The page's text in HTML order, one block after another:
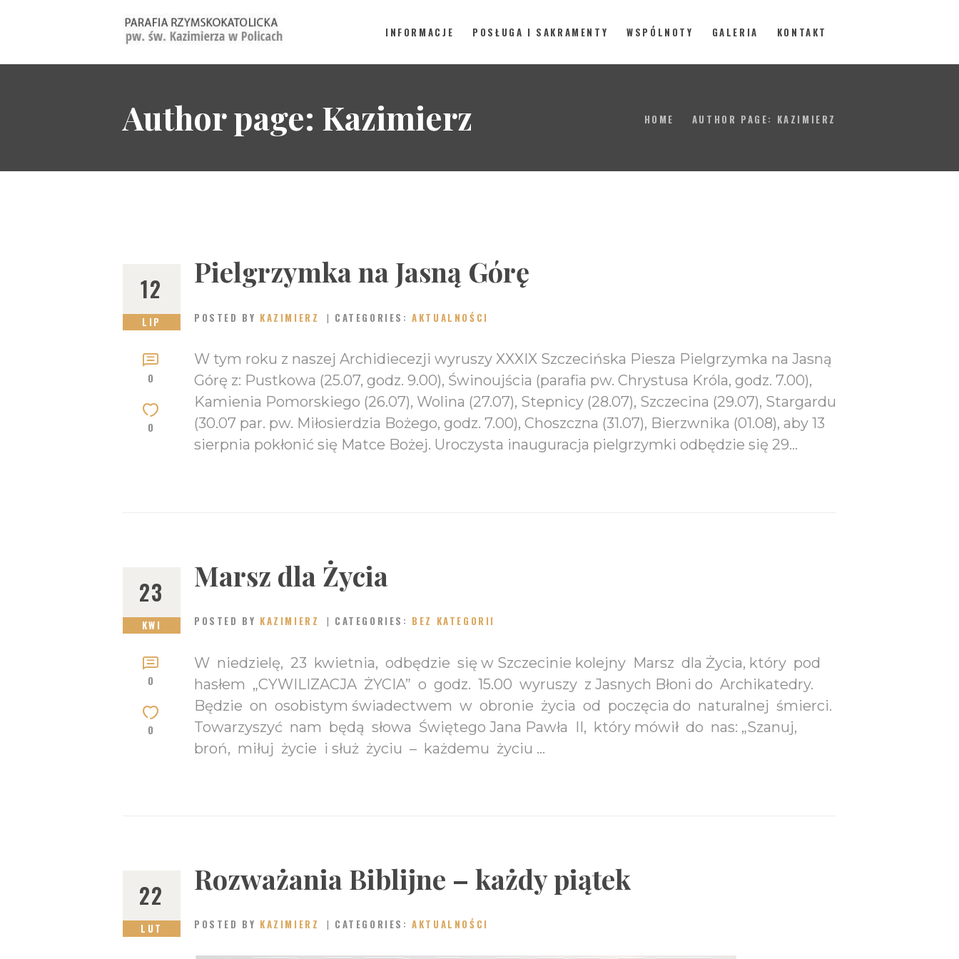
INFORMACJE POSŁUGA I SAKRAMENTY WSPÓLNOTY GALERIA KONTAKT
Author page: Kazimierz HOME AUTHOR PAGE: KAZIMIERZ
Parafia pw. św. Kazimierza w Policach
POSŁUGA I SAKRAMENTY
WSPÓLNOTY
12
LIP
0
0
Pielgrzymka na Jasną Górę
POSTED BY KAZIMIERZ CATEGORIES:AKTUALNOŚCI
W tym roku z naszej Archidiecezji wyruszy XXXIX Szczecińska Piesza Pielgrzymka na Jasną
Górę z: Pustkowa (25.07, godz. 9.00), Świnoujścia (parafia pw. Chrystusa Króla, godz. 7.00),
Kamienia Pomorskiego (26.07), Wolina (27.07), Stepnicy (28.07), Szczecina (29.07), Stargardu
(30.07 par. pw. Miłosierdzia Bożego, godz. 7.00), Choszczna (31.07), Bierzwnika (01.08), aby 13
sierpnia pokłonić się Matce Bożej. Uroczysta inauguracja pielgrzymki odbędzie się 29…
23
KWI
0
0
Marsz dla Życia
POSTED BY KAZIMIERZ CATEGORIES: BEZ KATEGORII
W niedzielę, 23 kwietnia, odbędzie się w Szczecinie kolejny Marsz dla Życia, który pod
hasłem „CYWILIZACJA ŻYCIA” o godz. 15.00 wyruszy z Jasnych Błoni do Archikatedry.
Będzie on osobistym świadectwem w obronie życia od poczęcia do naturalnej śmierci.
Towarzyszyć nam będą słowa Świętego Jana Pawła II, który mówił do nas: „Szanuj,
broń, miłuj życie i służ życiu – każdemu życiu …
22
LUT
Rozważania Biblijne – każdy piątek
POSTED BY KAZIMIERZ CATEGORIES:AKTUALNOŚCI